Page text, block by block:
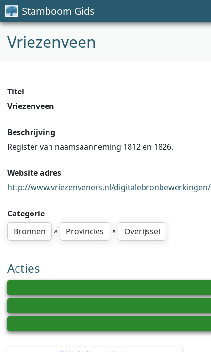
Stamboom Gids
Vriezenveen
Titel
Vriezenveen
Beschrijving
Register van naamsaanneming 1812 en 1826.
Website adres
http://www.vriezenveners.nl/digitalebronbewerkingen/
Categorie
Bronnen
» Provincies » Overijssel
Acties